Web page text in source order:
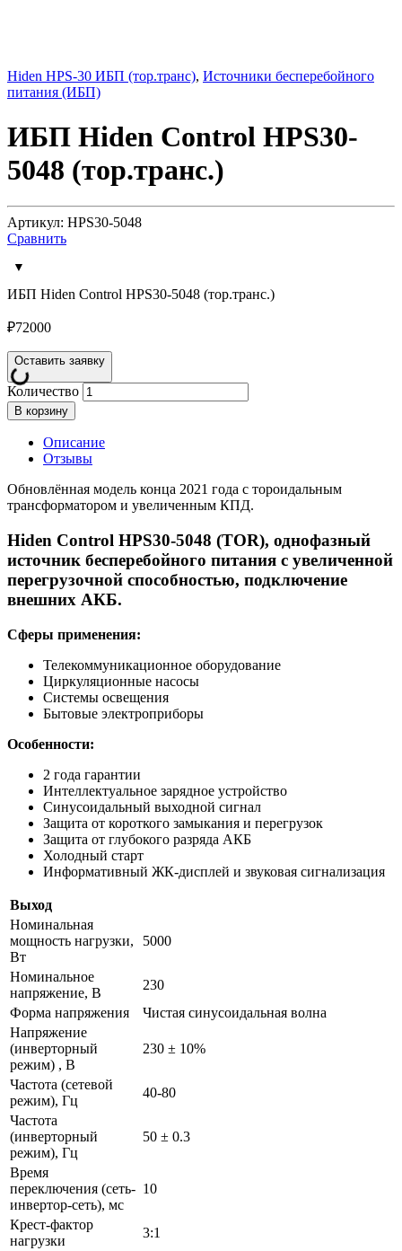
Hiden HPS-30 ИБП (тор.транс), Источники бесперебойного
питания (ИБП)
ИБП Hiden Control HPS30-
5048 (тор.транс.)
Артикул: HPS30-5048
Сравнить
ИБП Hiden Control HPS30-5048 (тор.транс.)
₽72000
Оставить заявку
Количество
В корзину
Описание
Отзывы
Обновлённая модель конца 2021 года с тороидальным
трансформатором и увеличенным КПД.
Hiden Control HPS30-5048 (TOR), однофазный
источник бесперебойного питания с увеличенной
перегрузочной способностью, подключение
внешних АКБ.
Сферы применения:
Телекоммуникационное оборудование
Циркуляционные насосы
Системы освещения
Бытовые электроприборы
Особенности:
2 года гарантии
Интеллектуальное зарядное устройство
Синусоидальный выходной сигнал
Защита от короткого замыкания и перегрузок
Защита от глубокого разряда АКБ
Холодный старт
Информативный ЖК-дисплей и звуковая сигнализация
Выход
Номинальная
мощность нагрузки,
Вт
5000
Номинальное
напряжение, В
230
Форма напряжения
Чистая синусоидальная волна
Напряжение
(инверторный
режим) , В
230 ± 10%
Частота (сетевой
режим), Гц
40-80
Частота
(инверторный
режим), Гц
50 ± 0.3
Время
переключения (сеть-
инвертор-сеть), мс
10
Крест-фактор
нагрузки
3:1